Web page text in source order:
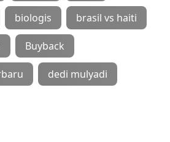
biologis brasil vs haiti
Buyback
dedi mulyadi